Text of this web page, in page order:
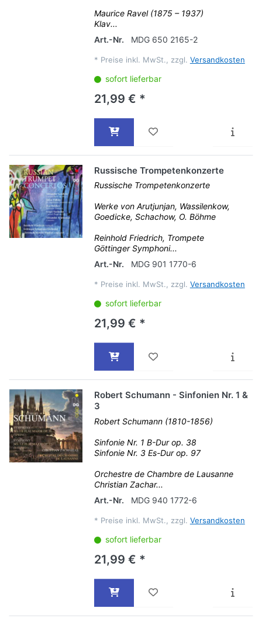
Maurice Ravel (1875 – 1937)
Klav...
Art.-Nr.
MDG 650 2165-2
* Preise inkl. MwSt., zzgl. Versandkosten
sofort lieferbar
21,99 € *
Russische Trompetenkonzerte
Russische Trompetenkonzerte
Werke von Arutjunjan, Wassilenkow,
Goedicke, Schachow, O. Böhme
Reinhold Friedrich, Trompete
Göttinger Symphoni...
Art.-Nr.
MDG 901 1770-6
* Preise inkl. MwSt., zzgl. Versandkosten
sofort lieferbar
21,99 € *
Robert Schumann - Sinfonien Nr. 1 &
3
Robert Schumann (1810-1856)
Sinfonie Nr. 1 B-Dur op. 38
Sinfonie Nr. 3 Es-Dur op. 97
Orchestre de Chambre de Lausanne
Christian Zachar...
Art.-Nr.
MDG 940 1772-6
* Preise inkl. MwSt., zzgl. Versandkosten
sofort lieferbar
21,99 € *